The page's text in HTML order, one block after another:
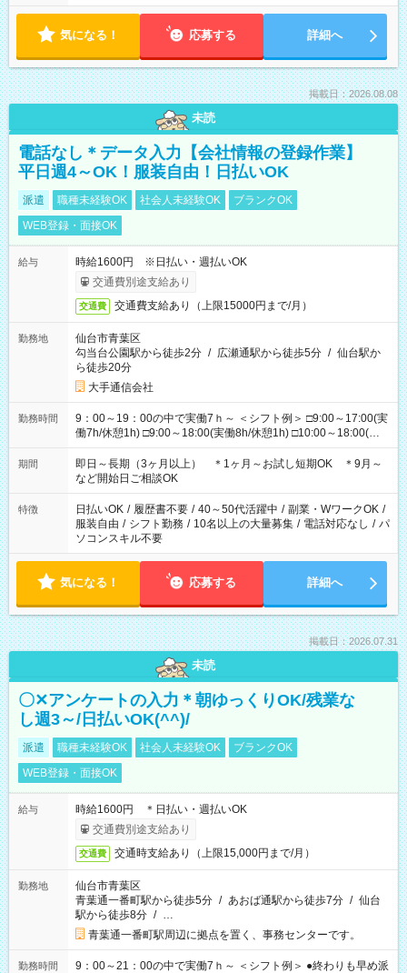
気になる！ 応募する 詳細へ
掲載日：2026.08.08
未読
電話なし＊データ入力【会社情報の登録作業】
平日週4～OK！服装自由！日払いOK
派遣 職種未経験OK 社会人未経験OK
ブランクOK
WEB登録・面接OK
給与
時給1600円 ※日払い・週払いOK
交通費別途支給あり
交通費 交通費支給あり（上限15000円まで/月）
勤務地
仙台市青葉区
勾当台公園駅から徒歩2分 / 広瀬通駅から徒歩5分 / 仙台駅か
ら徒歩20分
大手通信会社
勤務時間
9：00～19：00の中で実働7ｈ～ ＜シフト例＞ □9:00～17:00(実
働7h/休憩1h) □9:00～18:00(実働8h/休憩1h) □10:00～18:00(実
働7h/休憩1h) □10:00～19:00(実働8h/休憩1h) ＊時間固定ＯＫ
期間
即日～長期（3ヶ月以上） ＊1ヶ月～お試し短期OK ＊9月～
など開始日ご相談OK
特徴 日払いOK / 履歴書不要 / 40～50代活躍中 / 副業・WワークOK /
服装自由 / シフト勤務 / 10名以上の大量募集 / 電話対応なし / パ
ソコンスキル不要
気になる！ 応募する 詳細へ
掲載日：2026.07.31
未読
〇✕アンケートの入力＊朝ゆっくりOK/残業な
し週3～/日払いOK(^^)/
派遣 職種未経験OK 社会人未経験OK
ブランクOK
WEB登録・面接OK
給与
時給1600円 ＊日払い・週払いOK
交通費別途支給あり
交通費 交通時支給あり（上限15,000円まで/月）
勤務地
仙台市青葉区
青葉通一番町駅から徒歩5分 / あおば通駅から徒歩7分 / 仙台
駅から徒歩8分 / …
青葉通一番町駅周辺に拠点を置く、事務センターです。
勤務時間
9：00～21：00の中で実働7ｈ～ ＜シフト例＞ ●終わりも早め派